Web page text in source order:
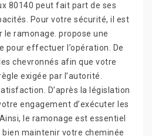
80140 peut fait part de ses
Pour votre sécurité, il est
ramonage. propose une
pour effectuer l’opération. De
chevronnés afin que votre
exigée par l’autorité.
D’après la législation
engagement d’exécuter les
le ramonage est essentiel
maintenir votre cheminée